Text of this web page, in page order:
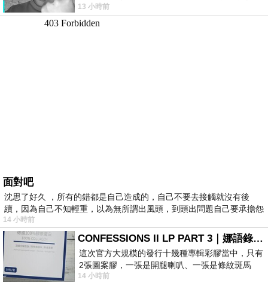
理家務，職業不分高低貴賤，只有人品才
13 小時前
面對吧
沈思了好久 ，所有的錯都是自己造成的，自己不要去接觸就沒有後
續，因為自己不知輕重，以為無所謂出風頭，到頭出問題自己要承擔怨
不
14 小時前
CONFESSIONS II LP PART 3｜娜語錄II LP PART 3
這次官方大規模的發行十幾種專輯彩膠當中，只有
2張圖案膠，一張是開腿喇叭、一張是條紋斑馬
版；目前官網上只剩澳洲商店AU STORE
14 小時前